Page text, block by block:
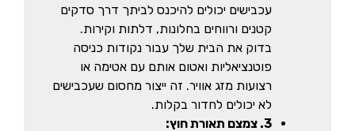
עכבישים יכולים להיכנס לביתך דרך סדקים
קטנים ורווחים בחלונות, דלתות וקירות.
בדוק את הבית שלך עבור נקודות כניסה
פוטנציאליות ואטום אותם עם אטימה או
רצועות מזג אוויר. זה ייצור מחסום שעכבישים
לא יכולים לחדור בקלות.
3. צמצם תאורת חוץ: